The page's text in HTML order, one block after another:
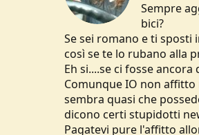
Sempre
bici?
Se sei romano e ti
così se te lo rubano alla
Eh si....se ci fosse ancora
Comunque IO non
sembra quasi che
dicono certi stupidotti
Pagatevi pure l'affitto